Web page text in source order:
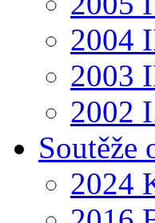
2004
2003
2002
Soutěže
2024